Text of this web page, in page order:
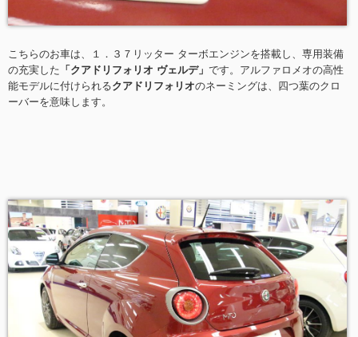
こちらのお車は、１．３７リッター ターボエンジンを搭載し、専用装備
の充実した 「クアドリフォリオ ヴェルデ」 です。アルファロメオの高性
能モデルに付けられるクアドリフォリオのネーミングは、四つ葉のクロ
ーバーを意味します。